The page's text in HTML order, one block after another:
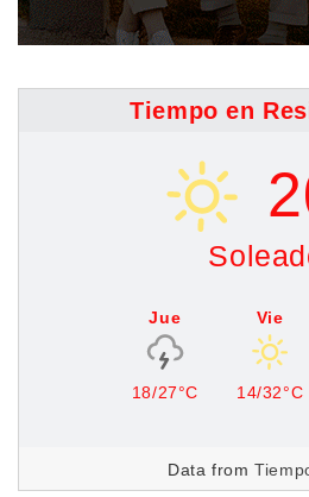
Tiempo en
Jue
18/27°C
Vie
14/32°C
Data from